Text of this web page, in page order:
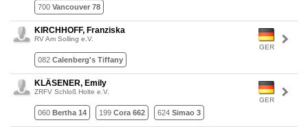
700 Vancouver 78
GER
KIRCHHOFF, Franziska
RV Am Solling e.V.
082 Calenberg's Tiffany
GER
KLÄSENER, Emily
ZRFV Schloß Holte e.V.
060 Bertha 14 199 Cora 662 624 Simao 3